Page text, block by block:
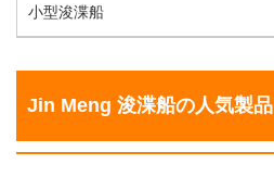
小型浚渫船
Jin Meng 浚渫船の人気製品